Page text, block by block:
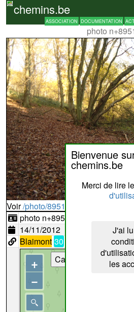
chemins.be
ASSOCIATION DOCUMENTATION
photo
Bienvenue
chemins.be
Merci de lire
J'ai
les
Voir/photo/89518?typ=d
photo n+89518
14/11/2012
Blaimont 30
+
−
Cartes